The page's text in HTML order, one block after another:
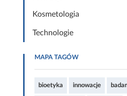
Kosmetologia
Technologie
MAPA TAGÓW
bioetyka innowacje